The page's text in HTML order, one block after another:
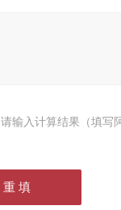
请输入计算结果（填写